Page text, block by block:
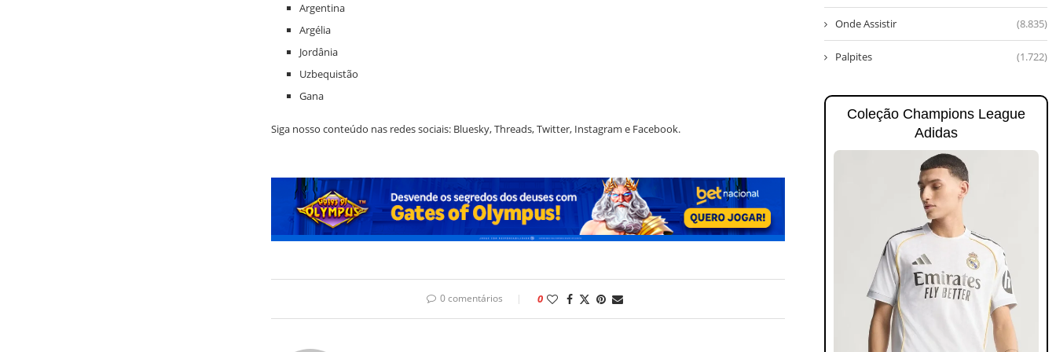
Argentina
Argélia
Jordânia
Uzbequistão
Gana
Siga nosso conteúdo nas redes sociais: Bluesky, Threads, Twitter, Instagram e Facebook.
0 comentários 0
Onde Assistir (8.835)
Palpites (1.722)
Coleção Champions League
Adidas